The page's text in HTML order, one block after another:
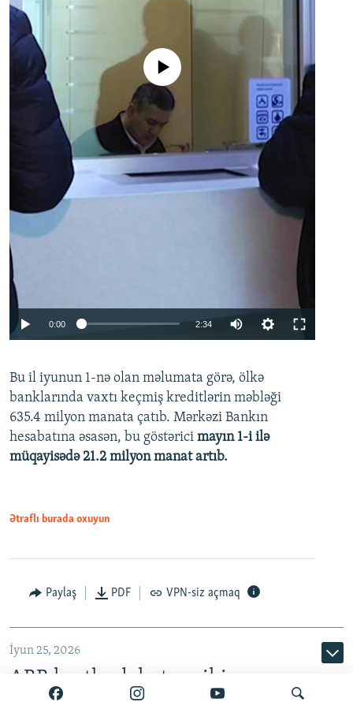
Auto 240p 360p 480p
720p 1080p
No media source currently available
0:00 2:34
360p
480p
720p
Bu il iyunun 1-nə olan məlumata görə, ölkə
banklarında vaxtı keçmiş kreditlərin məbləği
635.4 milyon manata çatıb. Mərkəzi Bankın
hesabatına əsasən, bu göstərici mayın 1-i ilə
müqayisədə 21.2 milyon manat artıb.
Ətraflı burada oxuyun
Paylaş PDF VPN-siz açmaq
İyun 25, 2026
ABB kartlardakı texniki
problemin həll olunduğunu